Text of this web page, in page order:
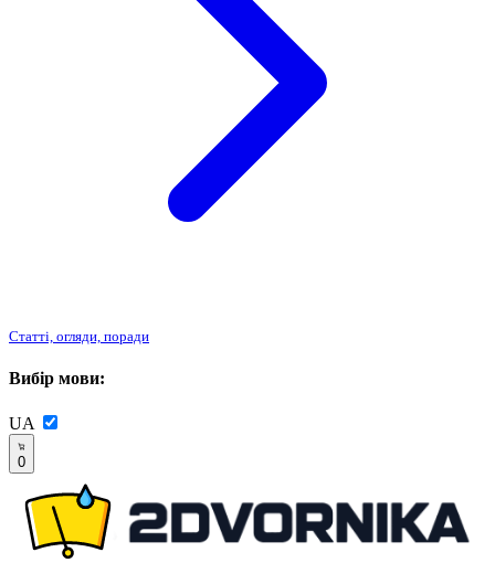
Статті, огляди, поради
Вибір мови:
UA
0